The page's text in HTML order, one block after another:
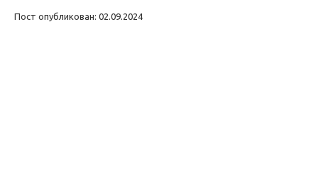
Пост опубликован: 02.09.2024